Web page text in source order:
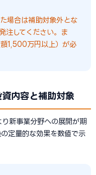
場合は補助対象外とな
注してください。ま
1,500万円以上）が必
内容と補助対象
新事業分野への展開が期
定量的な効果を数値で示